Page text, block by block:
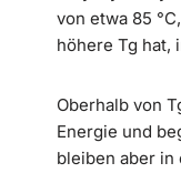
von etwa 85
höhere Tg hat,
Oberhalb von
Energie und
bleiben aber